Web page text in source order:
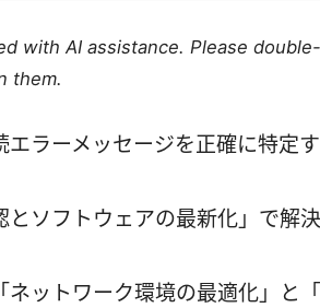
with AI assistance. Please
them.
ラーメッセージを正確に特定
ソフトウェアの最新化」で解
ットワーク環境の最適化」と